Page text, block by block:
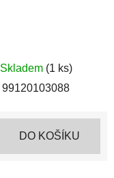
Skladem (1 ks)
99120103088
DO KOŠÍKU